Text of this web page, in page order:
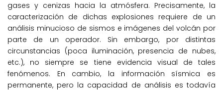
gases y cenizas hacia la atmósfera. Precisamente, la
caracterización de dichas explosiones requiere de un
análisis minucioso de sismos e imágenes del volcán por
parte de un operador. Sin embargo, por distintas
circunstancias (poca iluminación, presencia de nubes,
etc.), no siempre se tiene evidencia visual de tales
fenómenos. En cambio, la información sísmica es
permanente, pero la capacidad de análisis es todavía